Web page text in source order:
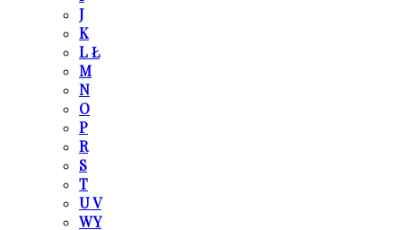
J
K
L Ł
M
N
O
P
R
S
T
U V
W Y